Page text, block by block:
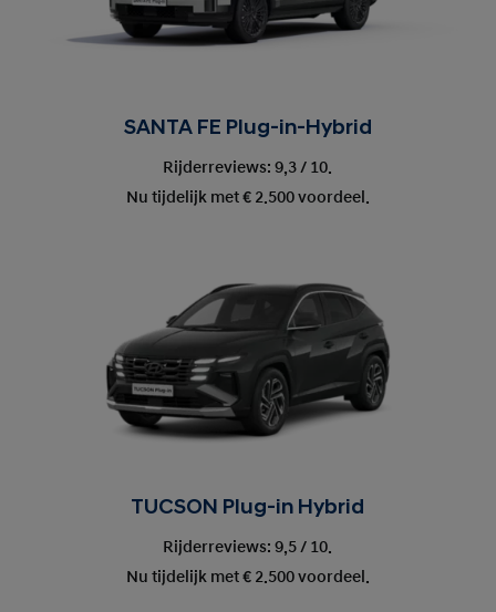
SANTA FE Plug-in-Hybrid
Rijderreviews: 9,3 / 10.
Nu tijdelijk met € 2.500 voordeel.
TUCSON Plug-in Hybrid
Rijderreviews: 9,5 / 10.
Nu tijdelijk met € 2.500 voordeel.